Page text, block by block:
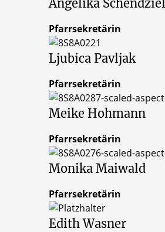
Angelika
Pfarrsekretärin
Ljubica Pavljak
Pfarrsekretärin
Meike Hohmann
Pfarrsekretärin
Monika Maiwald
Pfarrsekretärin
EdithWasner